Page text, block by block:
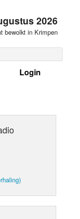
2026
bewolkt in Krimpen
Login